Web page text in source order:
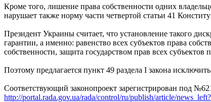
Кроме того, лишение права собственности одних
нарушает также норму части четвертой статьи 41
Президент Украины считает, что установление такого
гарантии, а именно: равенство всех субъектов права
собственности, защита государством прав всех субъектов
Поэтому предлагается пункт 49 раздела I закона
Соответствующий законопроект зарегистрирован под
http://portal.rada.gov.ua/rada/control/ru/publish/article/